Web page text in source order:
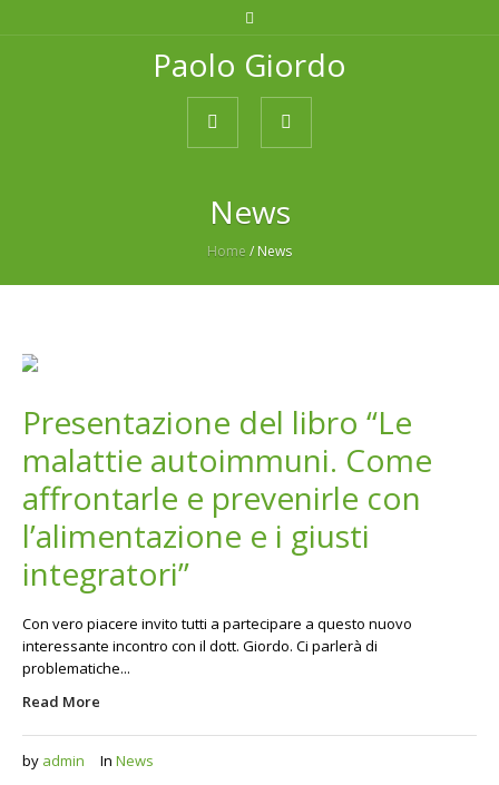
Paolo Giordo
News
Home / News
Presentazione del libro “Le
malattie autoimmuni. Come
affrontarle e prevenirle con
l’alimentazione e i giusti
integratori”
Con vero piacere invito tutti a partecipare a questo nuovo
interessante incontro con il dott. Giordo. Ci parlerà di
problematiche...
Read More
by admin In News